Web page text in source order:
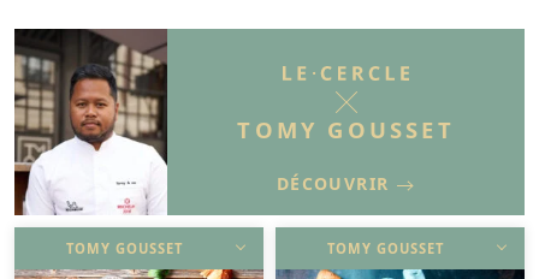
TOMY GOUSSET
DÉCOUVRIR
TOMY GOUSSET TOMY GOUSSET